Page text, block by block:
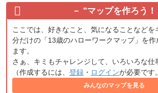
"マップを作ろう！
ここでは、好きなこと、気になることなどを
分だけの「13歳のハローワークマップ」を作
ます。
さぁ、キミもチャレンジして、いろいろな仕
（作成するには、 登録 ・ ログインが必要です
みんなのマップを見る